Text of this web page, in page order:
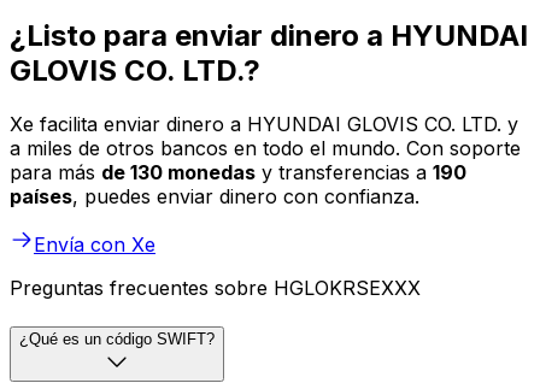
¿Listo para enviar dinero a HYUNDAI
GLOVIS CO. LTD.?
Xe facilita enviar dinero a HYUNDAI GLOVIS CO. LTD. y
a miles de otros bancos en todo el mundo. Con soporte
para más de 130 monedas y transferencias a 190
países, puedes enviar dinero con confianza.
Envía con Xe
Preguntas frecuentes sobre HGLOKRSEXXX
¿Qué es un código SWIFT?